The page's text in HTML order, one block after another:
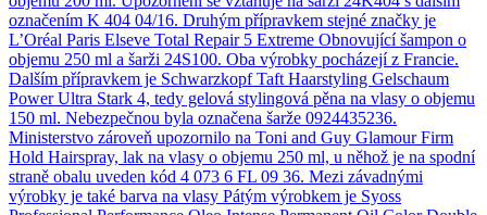
označením K 404 04/16. Druhým přípravkem stejné značky je
L’Oréal Paris Elseve Total Repair 5 Extreme Obnovující šampon o
objemu 250 ml a šarži 24S100. Oba výrobky pocházejí z Francie.
Dalším přípravkem je Schwarzkopf Taft Haarstyling Gelschaum
Power Ultra Stark 4, tedy gelová stylingová pěna na vlasy o objemu
150 ml. Nebezpečnou byla označena šarže 0924435236.
Ministerstvo zároveň upozornilo na Toni and Guy Glamour Firm
Hold Hairspray, lak na vlasy o objemu 250 ml, u něhož je na spodní
straně obalu uveden kód 4 073 6 FL 09 36. Mezi závadnými
výrobky je také barva na vlasy Pátým výrobkem je Syoss